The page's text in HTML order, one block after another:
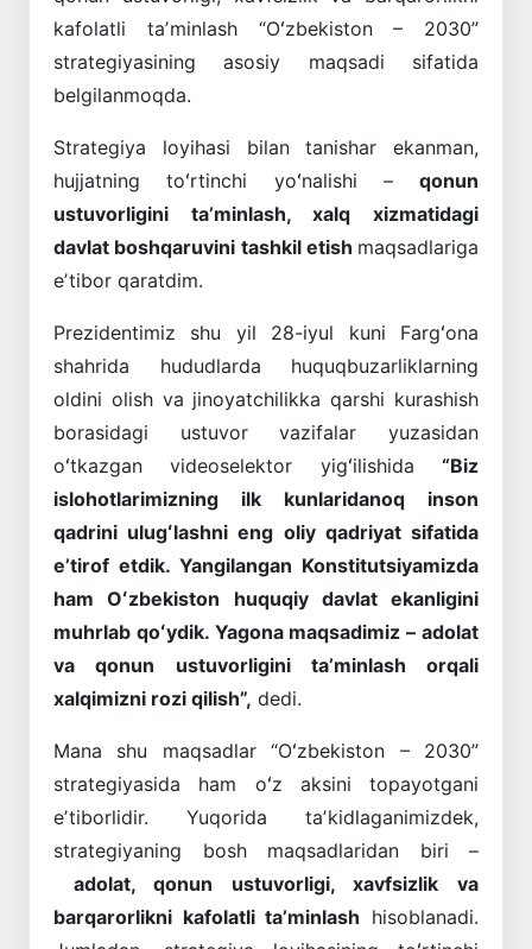
kafolatli taʼminlash “Oʻzbekiston – 2030”
strategiyasining asosiy maqsadi sifatida
belgilanmoqda.
Strategiya loyihasi bilan tanishar ekanman,
hujjatning toʻrtinchi yoʻnalishi – qonun
ustuvorligini taʼminlash, xalq xizmatidagi
davlat boshqaruvini tashkil etish maqsadlariga
eʼtibor qaratdim.
Prezidentimiz shu yil 28-iyul kuni Fargʻona
shahrida hududlarda huquqbuzarliklarning
oldini olish va jinoyatchilikka qarshi kurashish
borasidagi ustuvor vazifalar yuzasidan
oʻtkazgan videoselektor yigʻilishida “Biz
islohotlarimizning ilk kunlaridanoq inson
qadrini ulugʻlashni eng oliy qadriyat sifatida
eʼtirof etdik. Yangilangan Konstitutsiyamizda
ham Oʻzbekiston huquqiy davlat ekanligini
muhrlab qoʻydik. Yagona maqsadimiz – adolat
va qonun ustuvorligini taʼminlash orqali
xalqimizni rozi qilish”, dedi.
Mana shu maqsadlar “Oʻzbekiston – 2030”
strategiyasida ham oʻz aksini topayotgani
eʼtiborlidir. Yuqorida taʼkidlaganimizdek,
strategiyaning bosh maqsadlaridan biri –
adolat, qonun ustuvorligi, xavfsizlik va
barqarorlikni kafolatli taʼminlash hisoblanadi.